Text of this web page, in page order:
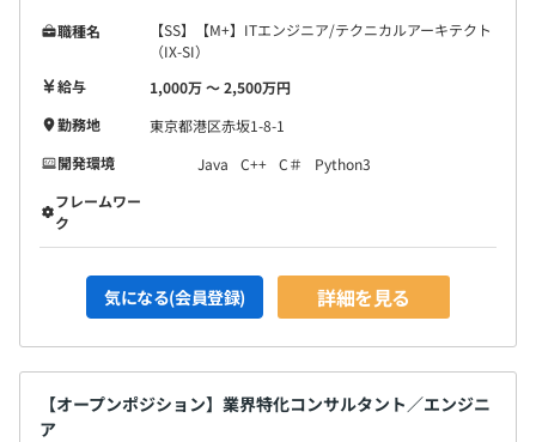
職種名
【SS】【M+】ITエンジニア/テクニカルアーキテクト
（IX-SI）
給与
1,000万 〜 2,500万円
勤務地
東京都港区赤坂1-8-1
開発環境
Java C++ C＃
Python3
フレームワー
ク
気になる(会員登録) 詳細を見る
【オープンポジション】業界特化コンサルタント／エンジニ
ア